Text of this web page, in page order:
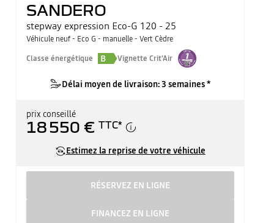
SANDERO
stepway expression Eco-G 120 - 25
Véhicule neuf - Eco G - manuelle - Vert Cèdre
Classe énergétique
B Vignette Crit'Air
Délai moyen de livraison: 3 semaines *
prix conseillé
18 550 € TTC*
Estimez la reprise de votre véhicule
RÉSERVEZ EN LIGNE
FINANCEZ EN LIGNE